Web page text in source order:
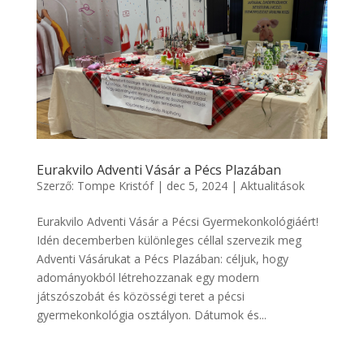
Eurakvilo Adventi Vásár a Pécs Plazában
Szerző: Tompe Kristóf| dec 5, 2024| Aktualitások
Eurakvilo Adventi Vásár a Pécsi Gyermekonkológiáért!
Idén decemberben különleges céllal szervezik meg
Adventi Vásárukat a Pécs Plazában: céljuk, hogy
adományokból létrehozzanak egy modern
játszószobát és közösségi teret a pécsi
gyermekonkológia osztályon. Dátumok és...